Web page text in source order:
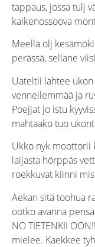
tappaus, jossa tulj
kaikenossoova
Meellä olj
perässä, sellane
Uateltii lähtee
venneilemmää ja
Poejjat jo istu
mahtaako tuo
Ukko nyk moottorii
laijasta hörppäs
roekkuvat kiinni
Aekan sitä toohua
ootko avanna
NO TIETENKII
mielee. Kaekkee